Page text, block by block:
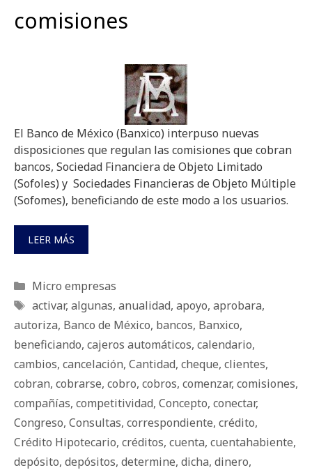
comisiones
El Banco de México (Banxico) interpuso nuevas
disposiciones que regulan las comisiones que cobran
bancos, Sociedad Financiera de Objeto Limitado
(Sofoles) y Sociedades Financieras de Objeto Múltiple
(Sofomes), beneficiando de este modo a los usuarios.
LEER MÁS
Categorías
Micro empresas
Etiquetas
activar, algunas, anualidad, apoyo, aprobara,
autoriza, Banco de México, bancos, Banxico,
beneficiando, cajeros automáticos, calendario,
cambios, cancelación, Cantidad, cheque, clientes,
cobran, cobrarse, cobro, cobros, comenzar, comisiones,
compañías, competitividad, Concepto, conectar,
Congreso, Consultas, correspondiente, crédito,
Crédito Hipotecario, créditos, cuenta, cuentahabiente,
depósito, depósitos, determine, dicha, dinero,